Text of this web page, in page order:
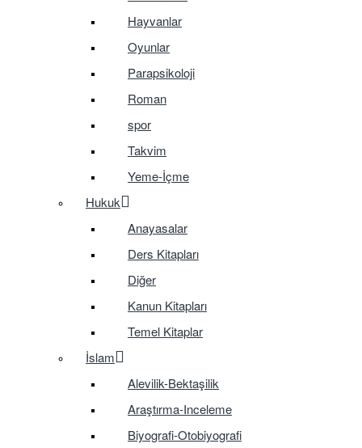
Hayvanlar
Oyunlar
Parapsikoloji
Roman
spor
Takvim
Yeme-İçme
Hukuk
Anayasalar
Ders Kitapları
Diğer
Kanun Kitapları
Temel Kitaplar
İslam
Alevilik-Bektaşilik
Araştırma-Inceleme
Biyografi-Otobiyografi